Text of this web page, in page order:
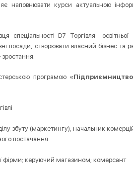
наповнювати курси актуальною
спеціальності D7 Торгівля
посади, створювати власний бізнес та
програмою «Підприємництво
збуту (маркетингу); начальник
постачання
фірми; керуючий магазином; комерсант